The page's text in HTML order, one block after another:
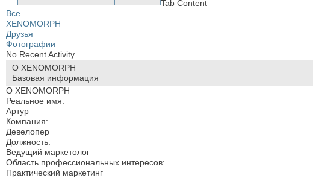
Tab Content
Все
XENOMORPH
Друзья
Фотографии
No Recent Activity
О XENOMORPH
Базовая информация
О XENOMORPH
Реальное имя:
Артур
Компания:
Девелопер
Должность:
Ведущий маркетолог
Область профессиональных интересов:
Практический маркетинг